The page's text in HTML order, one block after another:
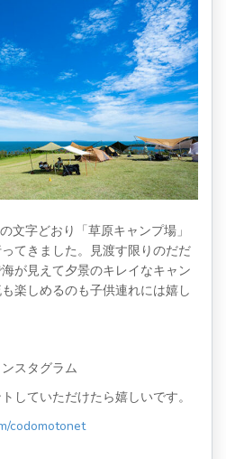
文字どおり「草原キャンプ場」
てきました。見渡す限りのだだ
が見えて夕景のキレイなキャン
楽しめるのも子供連れには嬉し
スタグラム
していただけたら嬉しいです。
codomotonet